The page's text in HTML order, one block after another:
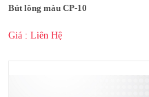
Bút lông màu CP-10
Giá : Liên Hệ